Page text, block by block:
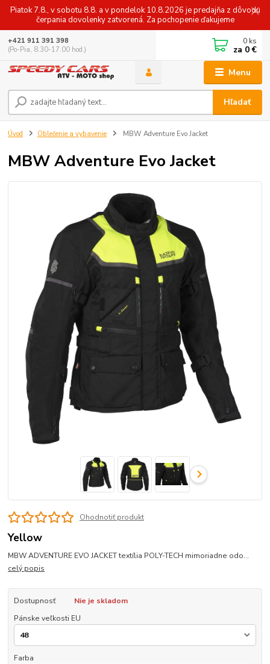
Piatok 7.8., v sobotu 8.8. a v pondelok 10.8.2026 je predajňa z dôvodu
čerpania dovolenky zatvorená. Za pochopenie ďakujeme
Menu
Hľadať
+421 911 391 398
(Po-Pia, 8.30-17.00 hod.)
0 ks
za 0 €
Úvod Oblečenie a vybavenie MBW Adventure Evo Jacket
MBW Adventure Evo Jacket
Ohodnotiť produkt
Yellow
MBW ADVENTURE EVO JACKET textília POLY-TECH mimoriadne odo...
celý popis
Dostupnosť
Nie je skladom
Pánske veľkosti EU
Farba